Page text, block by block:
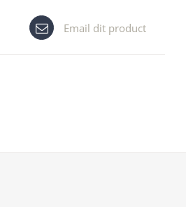
Email dit product